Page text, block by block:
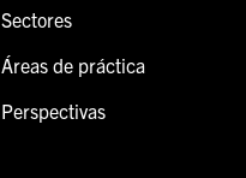
Sectores
Áreas de práctica
Perspectivas